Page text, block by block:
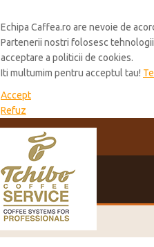
Echipa Caffea.ro are nevoie de
Partenerii nostri folosesc
acceptare a politicii de cookies.
Iti multumim pentru acceptul tau!
Accept
Refuz